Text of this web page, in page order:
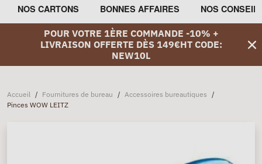
NOS CARTONS BONNES AFFAIRES NOS
POUR VOTRE 1ÈRE COMMANDE -10% +
LIVRAISON OFFERTE DÈS 149€HT CODE:
NEW10L
Accueil / Fournitures de bureau / Accessoires bureautiques /
Pinces WOW LEITZ